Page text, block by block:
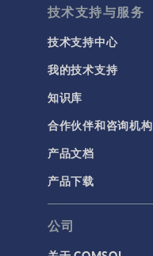
技术支持与服务
技术支持中心
我的技术支持
知识库
合作伙伴和咨询机构
产品文档
产品下载
公司